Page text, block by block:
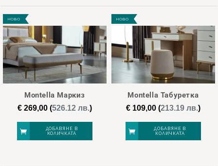
НОВО
Montella Маркиз
€ 269,00 (526.12 лв.)
ДОБАВЯНЕ В
КОЛИЧКАТА
НОВО
Montella Табуретка
€109,00(213.19 лв.)
ДОБАВЯНЕ В
КОЛИЧКАТА